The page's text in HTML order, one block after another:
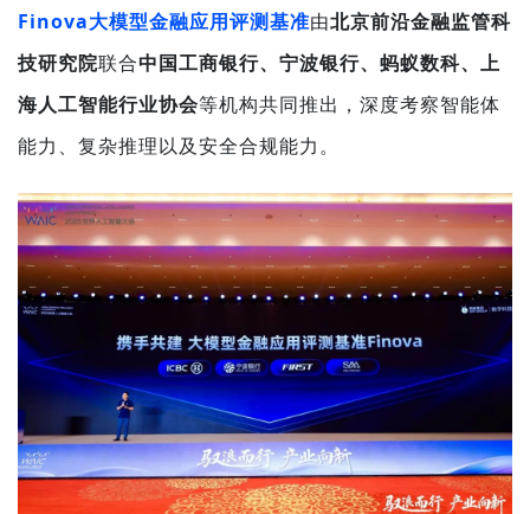
Finova大模型金融应用评测基准由北京前沿金融监管科
技研究院联合中国工商银行、宁波银行、蚂蚁数科、上
海人工智能行业协会等机构共同推出，深度考察智能体
能力、复杂推理以及安全合规能力。